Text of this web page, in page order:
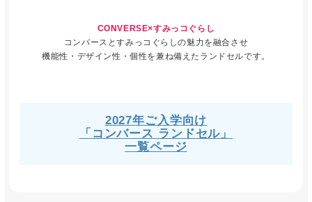
CONVERSE×すみっコぐらし
コンバースとすみっコぐらしの魅力を融合させ
機能性・デザイン性・個性を兼ね備えたランドセルです。
2027年ご入学向け
「コンバース ランドセル」
一覧ページ